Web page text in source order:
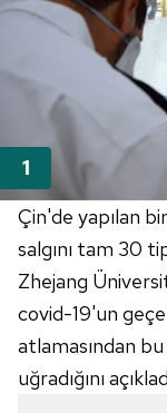
Çin'de yapılan
salgını tam 30
Zhejang
covid-19'un
atlamasından
uğradığını